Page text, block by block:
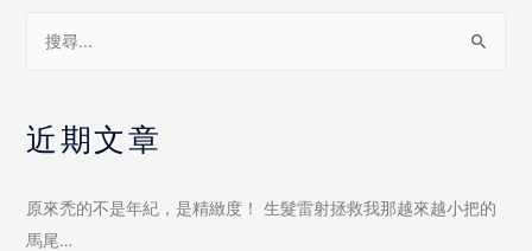
近期文章
原來禿的不是年紀，是精緻度！ 生髮雷射拯救我那越來越小把的
馬尾…